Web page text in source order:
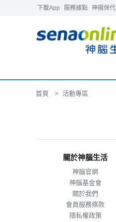
下載App 服務據點 神揚保代
首頁 活動專區
關於神腦生活
神腦官網
神腦基金會
關於我們
會員服務條款
隱私權政策